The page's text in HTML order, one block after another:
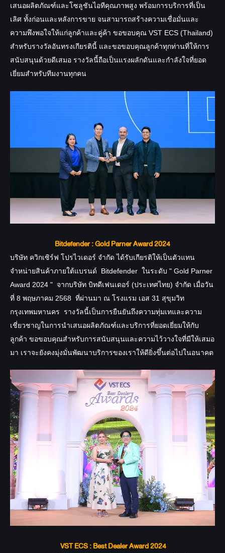
เสนอผลิตภัณฑ์และโซลูชันไอทีคุณภาพสูง พร้อมการบริการที่เป็น
เลิศ ทั้งก่อนและหลังการขาย จนสามารถสร้างความเชื่อมั่นและ
ความพึงพอใจให้แก่ลูกค้าและคู่ค้า ขอขอบคุณ VST ECS (Thailand)
สำหรับรางวัลอันทรงเกียรตินี้ และขอขอบคุณลูกค้าทุกท่านที่ให้การ
สนับสนุนด้วยดีเสมอ รางวัลนี้ถือเป็นแรงผลักดันและกำลังใจที่ยอด
เยี่ยมสำหรับทีมงานทุกคน
Bitdefender : Gold Parner Award 2024
บริษัท ควิกเซิร์ฟ โปรไวเดอร์ จำกัด ได้รับเกียรติให้เป็นตัวแทน
จำหน่ายสินค้าภายใต้แบรนด์ Bitdefender ในระดับ " Gold Parner
Award 2024 " จากบริษัท บิทดีเฟนเดอร์ (ประเทศไทย) จำกัด เมื่อวัน
ที่ 8 พฤษภาคม 2568 ที่ผ่านมา ณ โรงแรม เอส 31 สุขุมวิท
กรุงเทพมหานคร รางวัลนี้เป็นการยืนยันถึงความทุ่มเทและความ
เชี่ยวชาญในการนำเสนอผลิตภัณฑ์และบริการที่ยอดเยี่ยมให้กับ
ลูกค้า ขอขอบคุณสำหรับการสนับสนุนและความไว้วางใจที่มีให้เสมอ
มา เราจะยังคงมุ่งมั่นพัฒนาบริการของเราให้ดียิ่งขึ้นต่อไปในอนาคต
VST ECS : Best Dealer Award 2024